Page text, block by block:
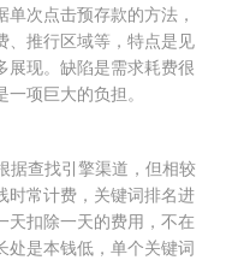
次点击预存款的方法，
、推行区域等，特点是见
展现。缺陷是需求耗费很
项巨大的负担。
据查找引擎渠道，但相较
时常计费，关键词排名进
天扣除一天的费用，不在
处是本钱低，单个关键词